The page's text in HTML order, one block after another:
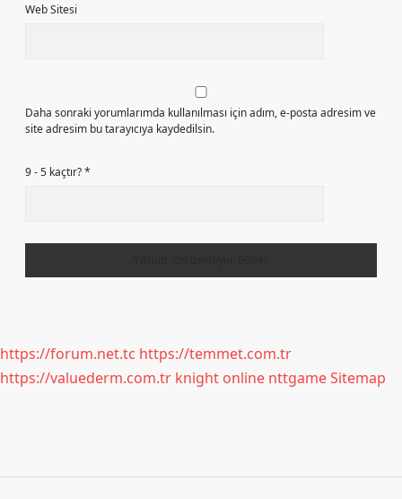
Web Sitesi
Daha sonraki yorumlarımda kullanılması için adım, e-posta adresim ve
site adresim bu tarayıcıya kaydedilsin.
9 - 5 kaçtır?*
https://forum.net.tc https://temmet.com.tr
https://valuederm.com.tr knight online nttgameSitemap